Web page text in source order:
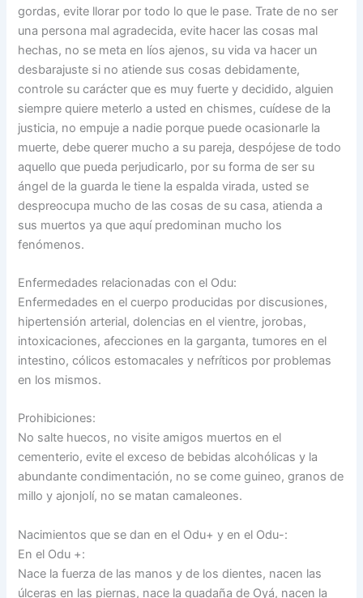
gordas, evite llorar por todo lo que le pase. Trate de no ser
una persona mal agradecida, evite hacer las cosas mal
hechas, no se meta en líos ajenos, su vida va hacer un
desbarajuste si no atiende sus cosas debidamente,
controle su carácter que es muy fuerte y decidido, alguien
siempre quiere meterlo a usted en chismes, cuídese de la
justicia, no empuje a nadie porque puede ocasionarle la
muerte, debe querer mucho a su pareja, despójese de todo
aquello que pueda perjudicarlo, por su forma de ser su
ángel de la guarda le tiene la espalda virada, usted se
despreocupa mucho de las cosas de su casa, atienda a
sus muertos ya que aquí predominan mucho los
fenómenos.
Enfermedades relacionadas con el Odu:
Enfermedades en el cuerpo producidas por discusiones,
hipertensión arterial, dolencias en el vientre, jorobas,
intoxicaciones, afecciones en la garganta, tumores en el
intestino, cólicos estomacales y nefríticos por problemas
en los mismos.
Prohibiciones:
No salte huecos, no visite amigos muertos en el
cementerio, evite el exceso de bebidas alcohólicas y la
abundante condimentación, no se come guineo, granos de
millo y ajonjolí, no se matan camaleones.
Nacimientos que se dan en el Odu+ y en el Odu-:
En el Odu +:
Nace la fuerza de las manos y de los dientes, nacen las
úlceras en las piernas, nace la guadaña de Oyá, nacen la